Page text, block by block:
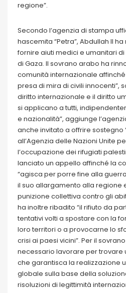
regione”.
Secondo l’agenzia di stampa
hascemita “Petra”, Abdullah II
fornire aiuti medici e umanitari
di Gaza. Il sovrano arabo ha
comunità internazionale
presa di mira di civili innocenti”,
diritto internazionale e il diritto
si applicano a tutti,
e nazionalità”, aggiunge
anche invitato a offrire sostegno
all’Agenzia delle Nazioni Unite
l’occupazione dei rifugiati
lanciato un appello affinché la
“agisca per porre fine alla
il suo allargamento alla regione
punizione collettiva contro gli
ha inoltre ribadito “il rifiuto da
tentativi volti a spostare con la
loro territori o a provocarne lo
crisi ai paesi vicini”. Per il
necessario lavorare per trovare
che garantisca la realizzazione
globale sulla base della
risoluzioni di legittimità